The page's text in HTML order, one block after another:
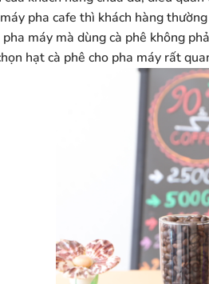
pha cafe thì khách hàng
máy mà dùng cà phê không
hạt cà phê cho pha máy rất